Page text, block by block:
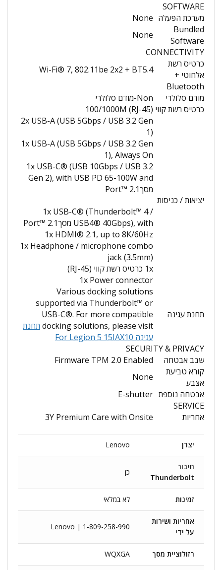
SOFTWARE
מערכת הפעלה None
Bundled
Software
None
CONNECTIVITY
כרטיס רשת
אלחוטי +
Bluetooth
Wi-Fi® 7, 802.11be 2x2 + BT5.4
מודם סלולרי
Non-מודם סלולרי
כרטיס רשת קווי 100/1000M (RJ-45)
יציאות / כניסות
2x USB-A (USB 5Gbps / USB 3.2 Gen
1)
1x USB-A (USB 5Gbps / USB 3.2 Gen
1), Always On
1x USB-C® (USB 10Gbps / USB 3.2
Gen 2), with USB PD 65-100W and
מסךPort™ 2.1
1x USB-C® (Thunderbolt™ 4 /
USB4® 40Gbps), with מסךPort™ 2.1
1x HDMI® 2.1, up to 8K/60Hz
1x Headphone / microphone combo
jack (3.5mm)
1x כרטיס רשת קווי (RJ-45)
1x Power connector
תחנת עגינה
Various docking solutions
supported via Thunderbolt™ or
USB-C®. For more compatible
docking solutions, please visit תחנת
עגינה For Legion 5 15IAX10
SECURITY & PRIVACY
שבב אבטחה
Firmware TPM 2.0 Enabled
קורא טביעת
אצבע
None
אבטחה נוספת E-shutter
SERVICE
אחריות
3Y Premium Care with Onsite
יצרן Lenovo
חיבור
Thunderbolt
כן
זמינות לא במלאי
אחריות ושירות
על ידי
Lenovo | 1-809-258-990
רזולוציית מסך WQXGA